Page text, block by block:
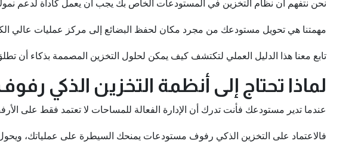
نحن نتفهم أن نظام التخزين في المستودعات الخاص بك يجب أن يعمل كأداة لدعم
مهمتنا هي تحويل مستودعك من مجرد مكان لحفظ البضائع إلى مركز عمليات عالي
تابع معنا هذا الدليل العملي لتكتشف كيف يمكن لحلول التخزين المصممة بذكاء أن
لماذا تحتاج إلى أنظمة التخزين الذكي
عندما تدير مستودعك فأنت تدرك أن الإدارة الفعالة للمساحات لا تعتمد فقط على
فالاعتماد على التخزين الذكي رفوف مستودعات يمنحك السيطرة على عملياتك،